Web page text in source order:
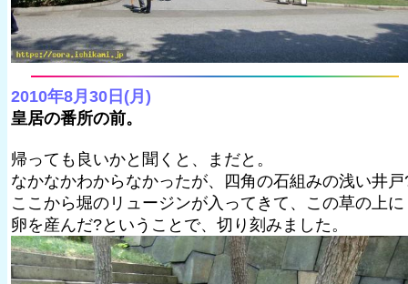
2010年8月30日(月)
皇居の番所の前。
帰っても良いかと聞くと、まだと。
なかなかわからなかったが、四角の石組みの浅い井戸
ここから堀のリュージンが入ってきて、この草の上に
卵を産んだ?ということで、切り刻みました。